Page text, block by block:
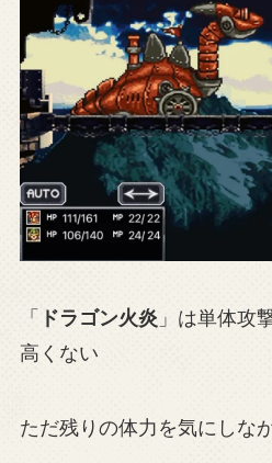
「 ドラゴン火炎 」は単体攻
高くない
ただ残りの体力を気にしな